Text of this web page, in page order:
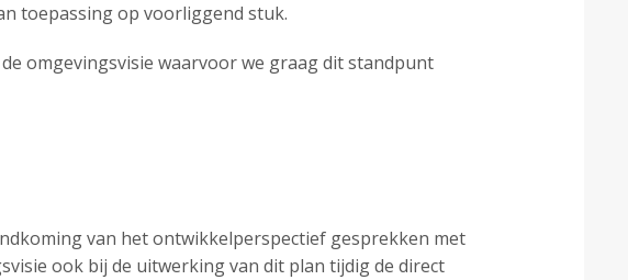
toepassing op voorliggend stuk.
omgevingsvisie waarvoor we graag dit standpunt
van het ontwikkelperspectief gesprekken met
ook bij de uitwerking van dit plan tijdig de direct